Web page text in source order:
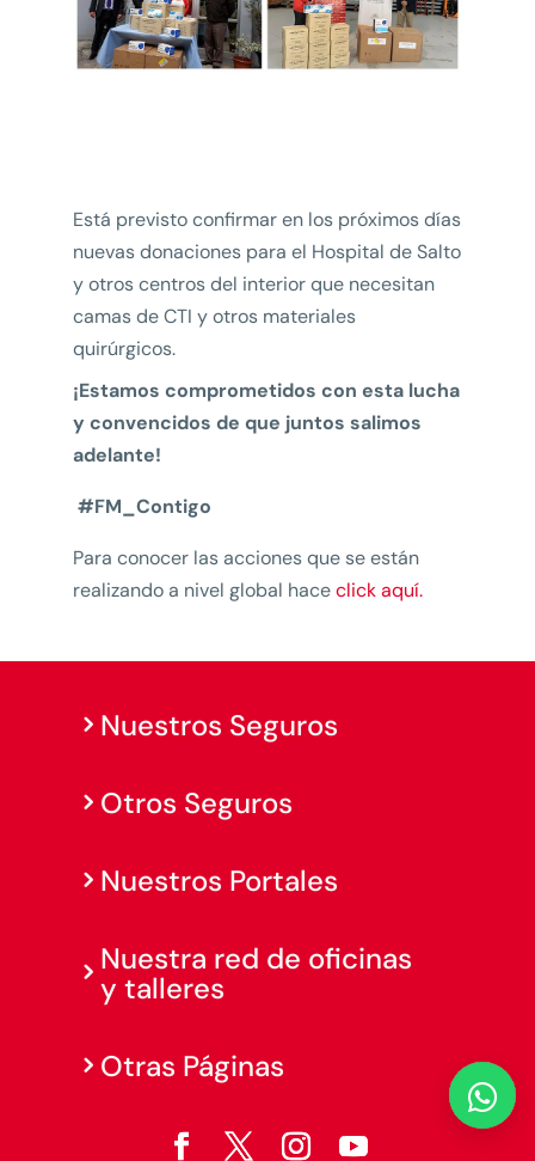
Está previsto confirmar en los próximos días
nuevas donaciones para el Hospital de Salto
y otros centros del interior que necesitan
camas de CTI y otros materiales
quirúrgicos.
¡Estamos comprometidos con esta lucha
y convencidos de que juntos salimos
adelante!
#FM_Contigo
Para conocer las acciones que se están
realizando a nivel global hace click aquí.
Nuestros Seguros
Otros Seguros
Nuestros Portales
Nuestra red de oficinas
y talleres
Otras Páginas
